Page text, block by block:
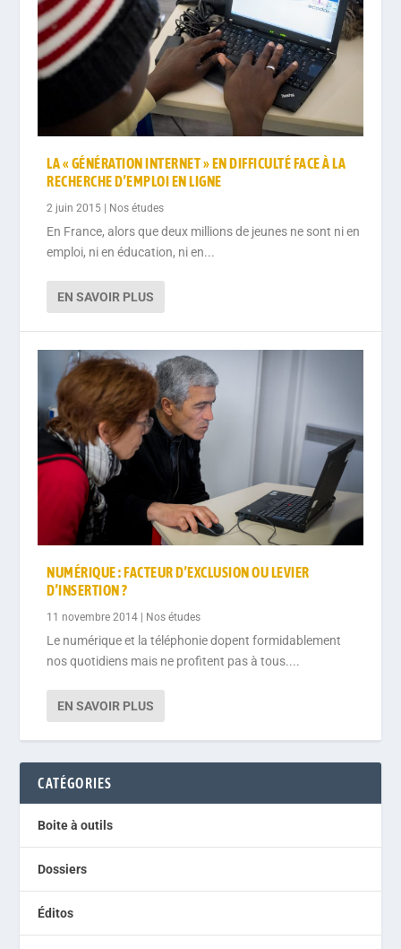
LA « GÉNÉRATION INTERNET » EN DIFFICULTÉ FACE À LA
RECHERCHE D’EMPLOI EN LIGNE
2 juin 2015 Nos études
En France, alors que deux millions de jeunes ne sont ni en
emploi, ni en éducation, ni en...
EN SAVOIR PLUS
NUMÉRIQUE : FACTEUR D’EXCLUSION OU LEVIER
D’INSERTION ?
11 novembre 2014 Nos études
Le numérique et la téléphonie dopent formidablement
nos quotidiens mais ne profitent pas à tous....
EN SAVOIR PLUS
CATÉGORIES
Boite à outils
Dossiers
Éditos